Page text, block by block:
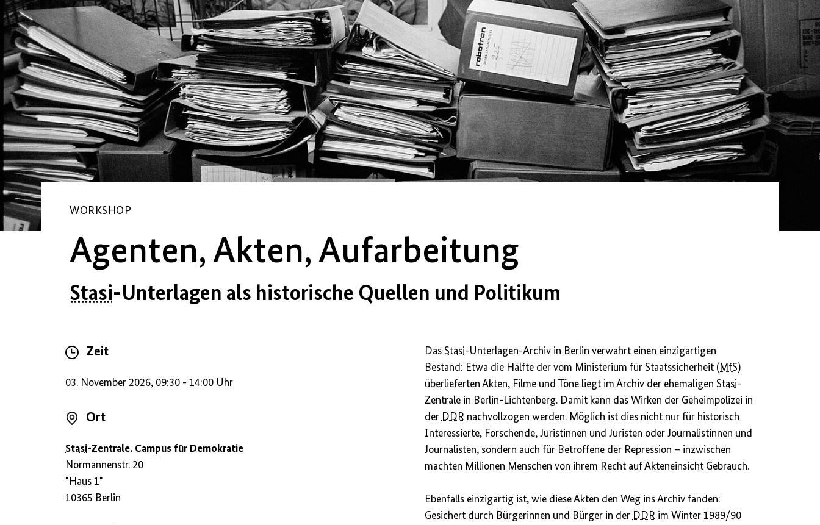
WORKSHOP
Agenten, Akten, Aufarbeitung
Stasi-Unterlagen als historische Quellen und Politikum
Zeit
03. November 2026, 09:30 - 14:00 Uhr
Ort
Stasi-Zentrale. Campus für Demokratie
Normannenstr. 20
"Haus 1"
10365 Berlin
Das Stasi-Unterlagen-Archiv in Berlin verwahrt einen einzigartigen
Bestand: Etwa die Hälfte der vom Ministerium für Staatssicherheit ( MfS)
überlieferten Akten, Filme und Töne liegt im Archiv der ehemaligen Stasi-
Zentrale in Berlin-Lichtenberg. Damit kann das Wirken der Geheimpolizei in
der DDRnachvollzogen werden. Möglich ist dies nicht nur für historisch
Interessierte, Forschende, Juristinnen und Juristen oder Journalistinnen und
Journalisten, sondern auch für Betroffene der Repression – inzwischen
machten Millionen Menschen von ihrem Recht auf Akteneinsicht Gebrauch.
Ebenfalls einzigartig ist, wie diese Akten den Weg ins Archiv fanden:
Gesichert durch Bürgerinnen und Bürger in der DDRim Winter 1989/90